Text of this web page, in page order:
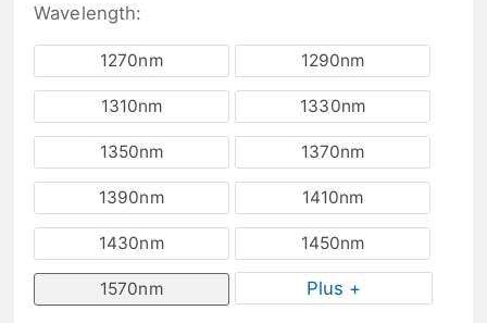
Wavelength:
1270nm 1290nm
1310nm 1330nm
1350nm 1370nm
1390nm 1410nm
1430nm 1450nm
1570nm Plus +